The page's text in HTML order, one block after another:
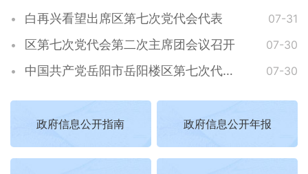
白再兴看望出席区第七次党代会代表 07-31
区第七次党代会第二次主席团会议召开 07-30
中国共产党岳阳市岳阳楼区第七次代表大会开幕 07-30
政府信息公开指南 政府信息公开年报